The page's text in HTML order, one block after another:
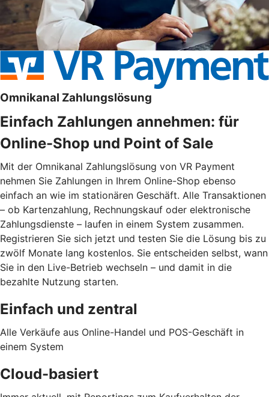
Omnikanal Zahlungslösung
Einfach Zahlungen annehmen: für
Online-Shop und Point of Sale
Mit der Omnikanal Zahlungslösung von VR Payment
nehmen Sie Zahlungen in Ihrem Online-Shop ebenso
einfach an wie im stationären Geschäft. Alle Transaktionen
– ob Kartenzahlung, Rechnungskauf oder elektronische
Zahlungsdienste – laufen in einem System zusammen.
Registrieren Sie sich jetzt und testen Sie die Lösung bis zu
zwölf Monate lang kostenlos. Sie entscheiden selbst, wann
Sie in den Live-Betrieb wechseln – und damit in die
bezahlte Nutzung starten.
Einfach und zentral
Alle Verkäufe aus Online-Handel und POS-Geschäft in
einem System
Cloud-basiert